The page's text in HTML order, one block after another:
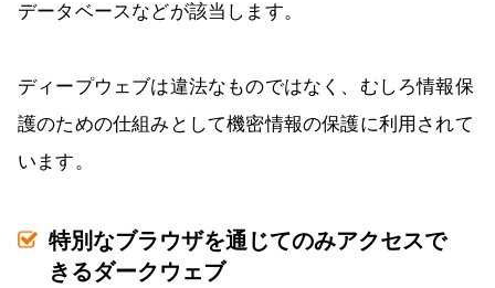
データベースなどが該当します。
ディープウェブは違法なものではなく、むしろ情報保
護のための仕組みとして機密情報の保護に利用されて
います。
特別なブラウザを通じてのみアクセスで
きるダークウェブ